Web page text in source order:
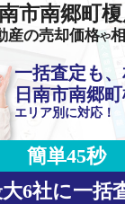
市南郷町
産の売却価格や
一括査定も
日南市南郷
エリア別に対応！
簡単45秒
6社に一括